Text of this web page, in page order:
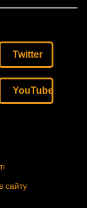
Twitter
YouTube
сайту